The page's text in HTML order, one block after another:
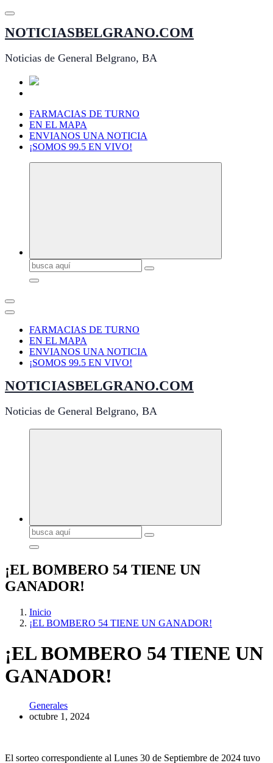
Saltar
contenido
NOTICIASBELGRANO.COM
Noticias de General Belgrano, BA
FARMACIAS DE TURNO
EN EL MAPA
ENVIANOS UNA NOTICIA
¡SOMOS 99.5 EN VIVO!
Buscar:
FARMACIAS DE TURNO
EN EL MAPA
ENVIANOS UNA NOTICIA
¡SOMOS 99.5 EN VIVO!
NOTICIASBELGRANO.COM
Noticias de General Belgrano, BA
Buscar:
¡EL BOMBERO 54 TIENE UN
GANADOR!
Inicio
¡EL BOMBERO 54 TIENE UN GANADOR!
¡EL BOMBERO 54 TIENE UN
GANADOR!
Generales
octubre 1, 2024
El sorteo correspondiente al Lunes 30 de Septiembre de 2024 tuvo